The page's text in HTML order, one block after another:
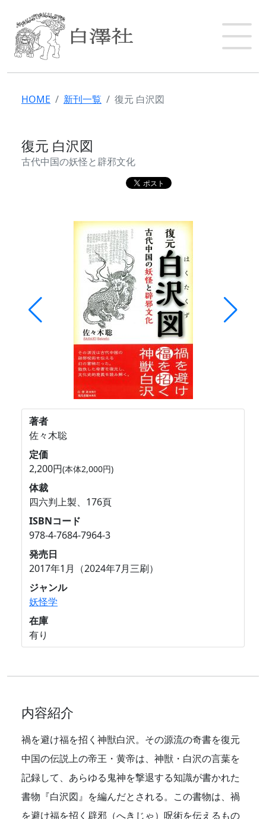
HOME 新刊一覧 復元 白沢図
復元 白沢図
古代中国の妖怪と辟邪文化
著者
佐々木聡
定価
2,200円(本体2,000円)
体裁
四六判上製、176頁
ISBNコード
978-4-7684-7964-3
発売日
2017年1月（2024年7月三刷）
ジャンル
妖怪学
在庫
有り
内容紹介
禍を避け福を招く神獣白沢。その源流の奇書を復元
中国の伝説上の帝王・黄帝は、神獣・白沢の言葉を
記録して、あらゆる鬼神を撃退する知識が書かれた
書物『白沢図』を編んだとされる。この書物は、禍
を避け福を招く辟邪（へきじゃ）呪術を伝えるもの